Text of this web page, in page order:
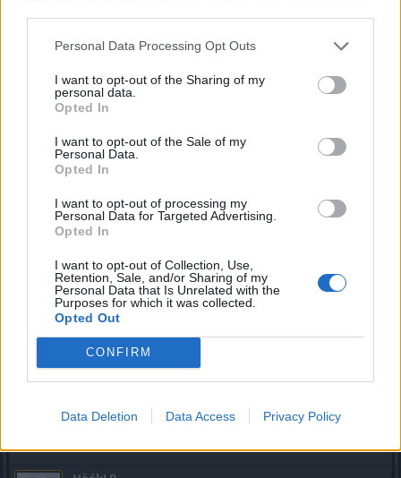
Personal Data Processing Opt Outs
I want to opt-out of the Sharing of my
personal data.
Opted In
I want to opt-out of the Sale of my
Personal Data.
Opted In
I want to opt-out of processing my
Personal Data for Targeted Advertising.
Opted In
I want to opt-out of Collection, Use,
Retention, Sale, and/or Sharing of my
Personal Data that Is Unrelated with the
Purposes for which it was collected.
Opted Out
CONFIRM
Data Deletion Data Access Privacy Policy
Sicherheit entfernt. Verabrede Dich bei Interesse gerne für
dann gerne auch euren privaten Discord-Namen
austauschen.
Asteirus
28 September 2021
HòókLP
Zitat von Knecht:↑
Es wäre Hilfreich zu wissen auf welchen Server du spielst und
welches Level du hast.
29 September 2021